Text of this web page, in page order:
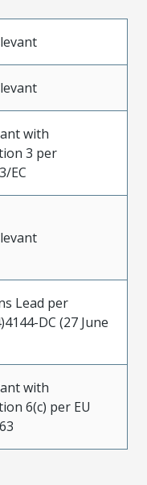
with
3 per
EC
Lead per
DC (27 June
with
6(c) per EU